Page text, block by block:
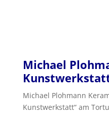
Michael
Michael Plohmann
Kunstwerkstatt“ am